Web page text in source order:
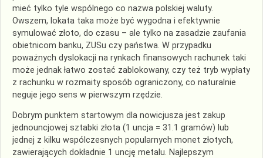
mieć tylko tyle wspólnego co nazwa polskiej waluty.
Owszem, lokata taka może być wygodna i efektywnie
symulować złoto, do czasu – ale tylko na zasadzie zaufania
obietnicom banku, ZUSu czy państwa. W przypadku
poważnych dyslokacji na rynkach finansowych rachunek taki
może jednak łatwo zostać zablokowany, czy też tryb wypłaty
z rachunku w rozmaity sposób ograniczony, co naturalnie
neguje jego sens w pierwszym rzędzie.
Dobrym punktem startowym dla nowicjusza jest zakup
jednouncjowej sztabki złota (1 uncja = 31.1 gramów) lub
jednej z kilku wspólczesnych popularnych monet złotych,
zawierających dokładnie 1 uncję metalu. Najlepszym